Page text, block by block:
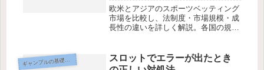
欧米とアジアのスポーツベッティング
市場を比較し、法制度・市場規模・成
長性の違いを詳しく解説。各国の規制
ギ
ャンブルの基礎知識
スロットでエラーが出たとき